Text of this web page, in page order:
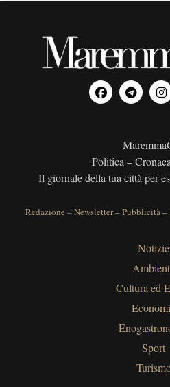
Politica –
Il giornale della tua città per
Redazione –Newsletter–Pubblicità–
Notizie
Cultura ed
Sport